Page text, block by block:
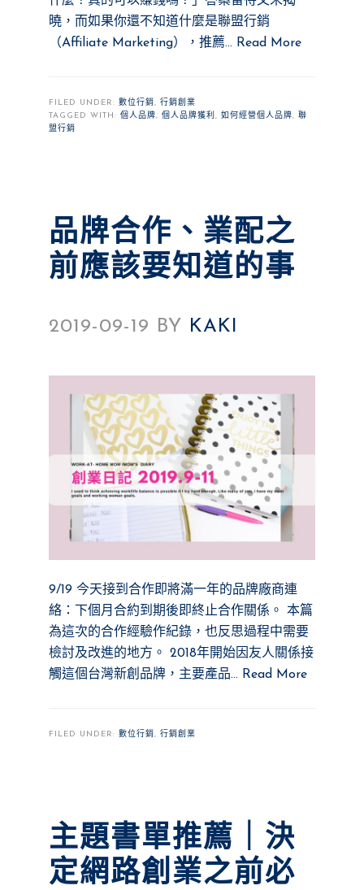
曉，而如果你還不知道什麼是聯盟行銷
（Affiliate Marketing），推薦… Read More
FILED UNDER: 數位行銷, 行銷創業
TAGGED WITH: 個人品牌, 個人品牌獲利, 如何經營個人品牌, 聯
盟行銷
品牌合作、業配之
前應該要知道的事
2019-09-19 BY KAKI
9/19 今天接到合作即將滿一年的品牌廠商連
絡：下個月合約到期後即終止合作關係。 本篇
為這次的合作經驗作紀錄，也反思過程中需要
檢討及改進的地方。 2018年開始因友人關係接
觸這個台灣新創品牌，主要產品… Read More
FILED UNDER: 數位行銷, 行銷創業
主題書單推薦｜決
定網路創業之前必